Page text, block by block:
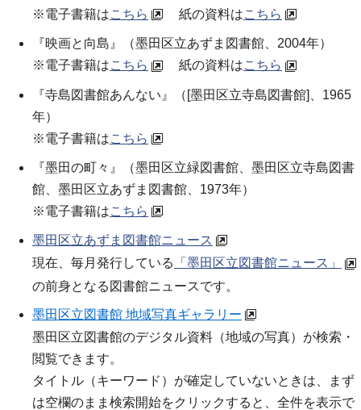
※電子書籍はこちら 紙の資料はこちら
『映画と向島』（墨田区立あずま図書館 、2004年）
※電子書籍はこちら 紙の資料はこちら
『寺島図書館あんない』（[墨田区立寺島図書館]、1965
年）
※電子書籍はこちら
『墨田の町々』（墨田区立緑図書館、墨田区立寺島図書
館、墨田区立あずま図書館、1973年）
※電子書籍はこちら
墨田区立あずま図書館ニュース
現在、毎月発行している
「墨田区立図書館ニュース」
の前身となる図書館ニュースです。
墨田区立図書館 地域写真ギャラリー
墨田区立図書館のデジタル資料（地域の写真）が検索・
閲覧できます。
タイトル（キーワード）が確定していないときは、まず
は空欄のまま検索開始をクリックすると、全件を表示で